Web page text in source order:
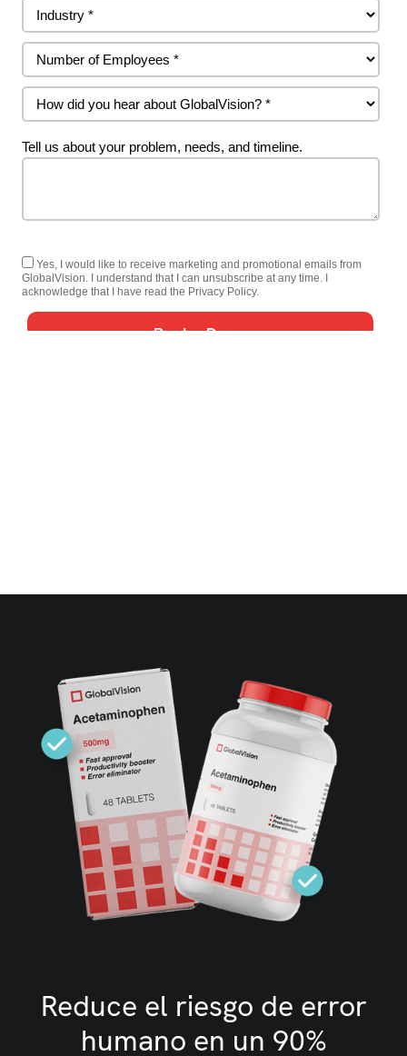
Reduce el riesgo de error
humano en un 90%